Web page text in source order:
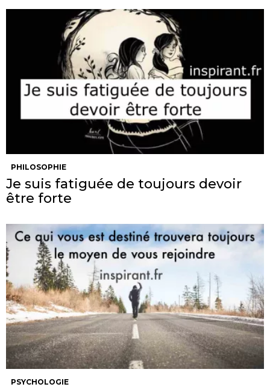
PHILOSOPHIE
Je suis fatiguée de toujours devoir
être forte
PSYCHOLOGIE